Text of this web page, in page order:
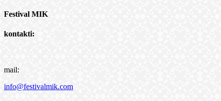
Festival MIK
kontakti:
mail:
info@festivalmik.com